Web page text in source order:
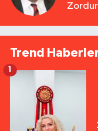
Zordur
Trend
1